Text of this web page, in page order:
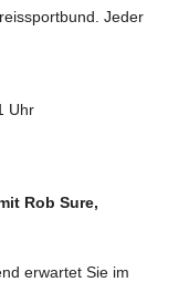
Jeder
Uhr
Rob Sure,
erwartet Sie im